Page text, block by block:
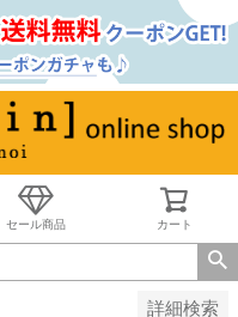
セール商品 カート
詳細検索